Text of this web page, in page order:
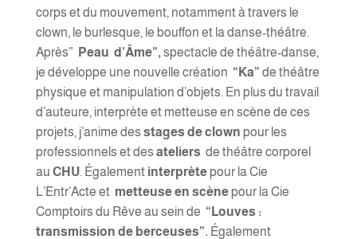
corps et du mouvement, notamment à travers le
clown, le burlesque, le bouffon et la danse-théâtre.
Après” Peau d’Âme”, spectacle de théâtre-danse,
je développe une nouvelle création “Ka” de théâtre
physique et manipulation d’objets. En plus du travail
d’auteure, interprète et metteuse en scène de ces
projets, j’anime des stages de clown pour les
professionnels et des ateliers de théâtre corporel
au CHU. Également interprètepour la Cie
L’Entr’Acte et metteuse en scènepour la Cie
Comptoirs du Rêve au sein de “Louves :
transmission de berceuses”. Également